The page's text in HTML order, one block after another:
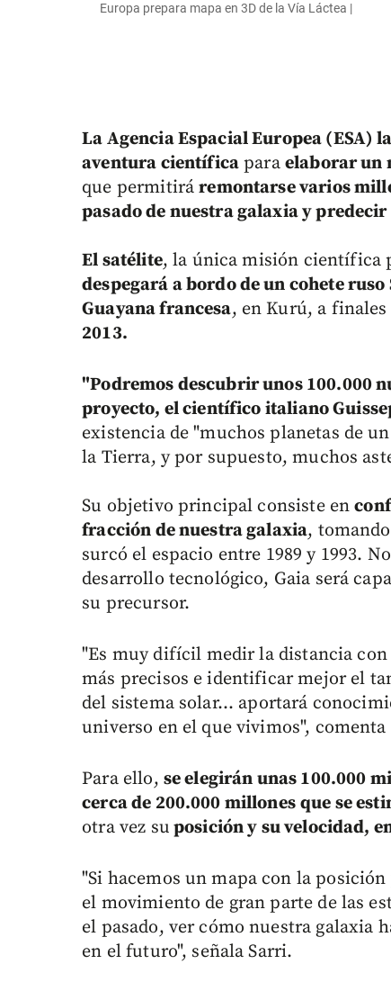
Europa prepara mapa en 3D de la Vía Láctea |
La Agencia Espacial Europea (ESA)
aventura científica para elaborar un
que permitiráremontarse varios
pasado de nuestra galaxia y
El satélite, la única misión científica
despegará a bordo de un cohete
Guayana francesa, en Kurú, a
2013.
"Podremos descubrir unos 100.000
proyecto, el científico italiano
existencia de "muchos planetas de
la Tierra, y por supuesto, muchos
Su objetivo principal consiste en
fracción de nuestra galaxia,
surcó el espacio entre 1989 y 1993.
desarrollo tecnológico, Gaia será
su precursor.
"Es muy difícil medir la distancia con
más precisos e identificar mejor el
del sistema solar... aportará
universo en el que vivimos", comenta
Para ello, se elegirán unas 100.000
cerca de 200.000 millones que se
otra vez su posición y su velocidad,
"Si hacemos un mapa con la
el movimiento de gran parte de las
el pasado, ver cómo nuestra galaxia
en el futuro", señala Sarri.